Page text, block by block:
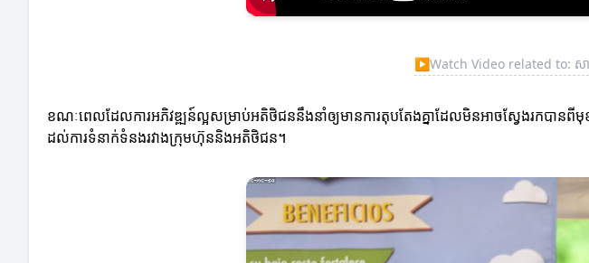
▶Watch Video related to: សារ
ខណៈពេលដែលការអភិវឌ្ឍន៍ល្អសម្រាប់អតិថិជននឹងនាំឲ្យមានការតុបតែងគ្នាដែលមិនអាចស្វែងរកបានពី
ដល់ការទំនាក់ទំនងរវាងក្រុមហ៊ុននិងអតិថិជន។